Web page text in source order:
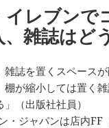
レブンで
、雑誌はど
雑誌を置くスペース
棚が縮小しては置く
（出版社社員）
・ジャパンは店内FF